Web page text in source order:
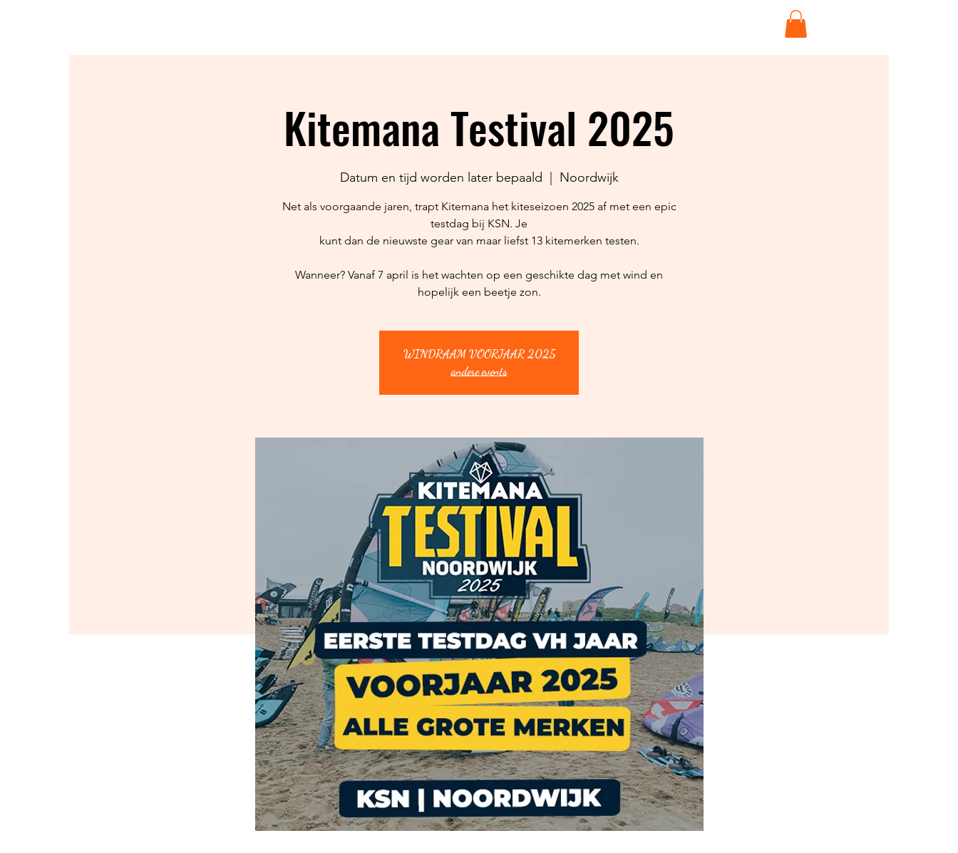
Kitemana Testival 2025
Datum en tijd worden later bepaald Noordwijk
Net als voorgaande jaren, trapt Kitemana het kiteseizoen 2025 af met een epic
testdag bij KSN. Je
kunt dan de nieuwste gear van maar liefst 13 kitemerken testen.
Wanneer? Vanaf 7 april is het wachten op een geschikte dag met wind en
hopelijk een beetje zon.
WINDRAAM VOORJAAR 2025
andere events